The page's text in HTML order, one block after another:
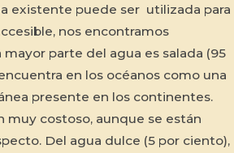
existente puede ser utilizada para
nos encontramos
parte del agua es salada (95
en los océanos como una
presente en los continentes.
muy costoso, aunque se están
Del agua dulce (5 por ciento),